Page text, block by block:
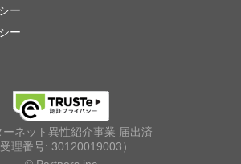
ー
ー
ーネット異性紹介事業 届出済
受理番号: 30120019003）